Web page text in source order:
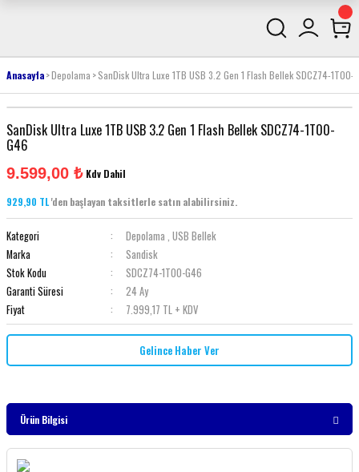
Anasayfa Depolama SanDisk Ultra Luxe 1TB USB 3.2 Gen 1 Flash Bellek SDCZ74-1T00-
SanDisk Ultra Luxe 1TB USB 3.2 Gen 1 Flash Bellek SDCZ74-1T00-
G46
9.599,00 ₺ Kdv Dahil
929,90 TL'den başlayan taksitlerle satın alabilirsiniz.
Kategori Depolama , USB Bellek
Marka
Sandisk
Stok Kodu
SDCZ74-1T00-G46
Garanti Süresi
24 Ay
Fiyat
7.999,17 TL + KDV
Gelince Haber Ver
Ürün Bilgisi